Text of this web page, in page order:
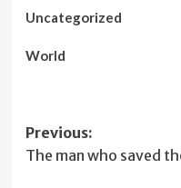
Uncategorized
World
Post
navigation
Previous:
The man who saved